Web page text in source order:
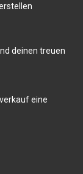
deinen treuen
eine